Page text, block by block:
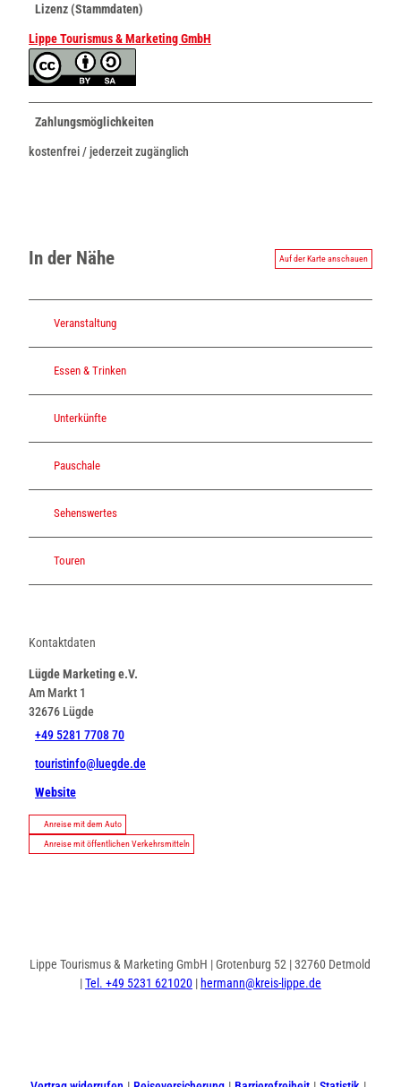
Lizenz (Stammdaten)
Lippe Tourismus & Marketing GmbH
Zahlungsmöglichkeiten
kostenfrei / jederzeit zugänglich
In der Nähe Auf der Karte anschauen
Veranstaltung
Essen & Trinken
Unterkünfte
Pauschale
Sehenswertes
Touren
Kontaktdaten
Lügde Marketing e.V.
Am Markt 1
32676 Lügde
+49 5281 7708 70
touristinfo@luegde.de
Website
Anreise mit dem Auto
Anreise mit öffentlichen Verkehrsmitteln
Lippe Tourismus & Marketing GmbH | Grotenburg 52 | 32760 Detmold
|Tel. +49 5231 621020|hermann@kreis-lippe.de